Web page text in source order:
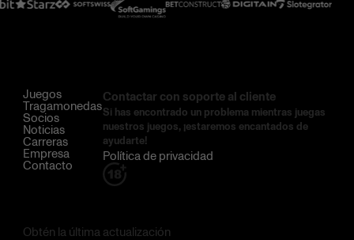
Juegos
Tragamonedas
Socios
Noticias
Carreras
Empresa
Contacto
Contactar con soporte al cliente
Si has encontrado un problema mientras juegas
nuestros juegos, ¡estaremos encantados de
ayudarte!
Política de privacidad
Obtén la última actualización